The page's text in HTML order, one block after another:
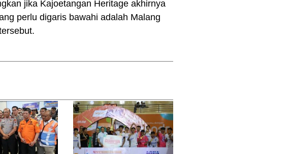
jika Kajoetangan Heritage akhirnya
perlu digaris bawahi adalah Malang